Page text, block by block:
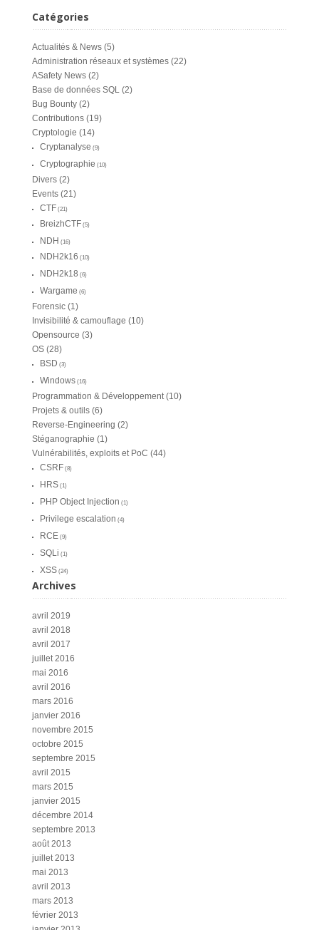
Catégories
Actualités & News (5)
Administration réseaux et systèmes (22)
ASafety News (2)
Base de données SQL (2)
Bug Bounty (2)
Contributions (19)
Cryptologie (14)
Cryptanalyse (9)
Cryptographie (10)
Divers (2)
Events (21)
CTF (21)
BreizhCTF (5)
NDH (16)
NDH2k16 (10)
NDH2k18 (6)
Wargame (6)
Forensic (1)
Invisibilité & camouflage (10)
Opensource (3)
OS (28)
BSD (3)
Windows (16)
Programmation & Développement(10)
Projets & outils (6)
Reverse-Engineering (2)
Stéganographie (1)
Vulnérabilités, exploits et PoC (44)
CSRF (8)
HRS (1)
PHP Object Injection (1)
Privilege escalation (4)
RCE (9)
SQLi (1)
XSS (24)
Archives
avril 2019
avril 2018
avril 2017
juillet 2016
mai 2016
avril 2016
mars 2016
janvier 2016
novembre 2015
octobre 2015
septembre 2015
avril 2015
mars 2015
janvier 2015
décembre 2014
septembre 2013
août 2013
juillet 2013
mai 2013
avril 2013
mars 2013
février 2013